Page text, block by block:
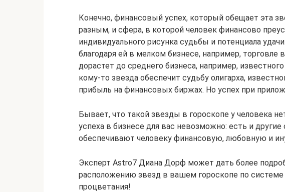
Конечно, финансовый успех, который обещает эта
разным, и сфера, в которой человек финансово
индивидуального рисунка судьбы и потенциала
благодаря ей в мелком бизнесе, например, торговле
дорастет до среднего бизнеса, например,
кому-то звезда обеспечит судьбу олигарха,
прибыль на финансовых биржах. Но успех при
Бывает, что такой звезды в гороскопе у человека
успеха в бизнесе для вас невозможно: есть и
обеспечивают человеку финансовую, любовную и
Эксперт Astro7 Диана Дорф может дать более
расположению звезд в вашем гороскопе по
процветания!